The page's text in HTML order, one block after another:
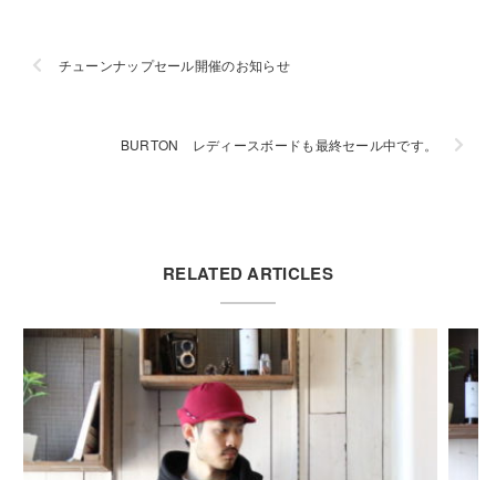
チューンナップセール開催のお知らせ
BURTON レディースボードも最終セール中です。
RELATED ARTICLES